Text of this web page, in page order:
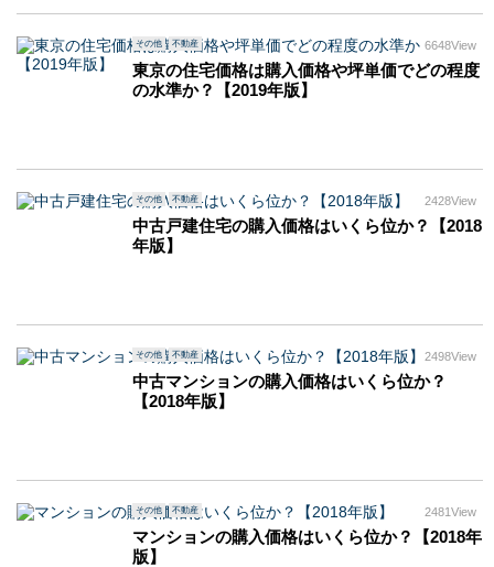
その他 不動産 6648View
東京の住宅価格は購入価格や坪単価でどの程度
の水準か？【2019年版】
その他 不動産 2428View
中古戸建住宅の購入価格はいくら位か？【2018
年版】
その他 不動産 2498View
中古マンションの購入価格はいくら位か？
【2018年版】
その他 不動産 2481View
マンションの購入価格はいくら位か？【2018年
版】